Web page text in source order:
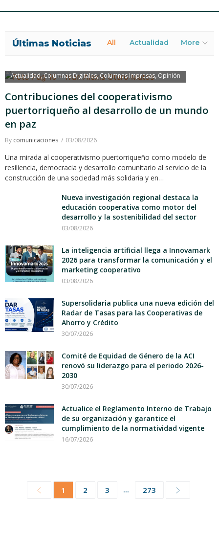
Últimas Noticias All Actualidad More
Actualidad,Columnas Digitales,Columnas Impresas, Opinión
Contribuciones del cooperativismo
puertorriqueño al desarrollo de un mundo
en paz
By comunicaciones 03/08/2026
Una mirada al cooperativismo puertorriqueño como modelo de
resiliencia, democracia y desarrollo comunitario al servicio de la
construcción de una sociedad más solidaria y en…
Nueva investigación regional destaca la
educación cooperativa como motor del
desarrollo y la sostenibilidad del sector
03/08/2026
La inteligencia artificial llega a Innovamark
2026 para transformar la comunicación y el
marketing cooperativo
03/08/2026
Supersolidaria publica una nueva edición del
Radar de Tasas para las Cooperativas de
Ahorro y Crédito
30/07/2026
Comité de Equidad de Género de la ACI
renovó su liderazgo para el periodo 2026-
2030
30/07/2026
Actualice el Reglamento Interno de Trabajo
de su organización y garantice el
cumplimiento de la normatividad vigente
16/07/2026
1 2 3 ... 273